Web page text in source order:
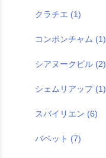
クラチエ (1)
コンポンチャム (1)
シアヌークビル (2)
シェムリアップ (1)
スバイリエン (6)
バベット (7)